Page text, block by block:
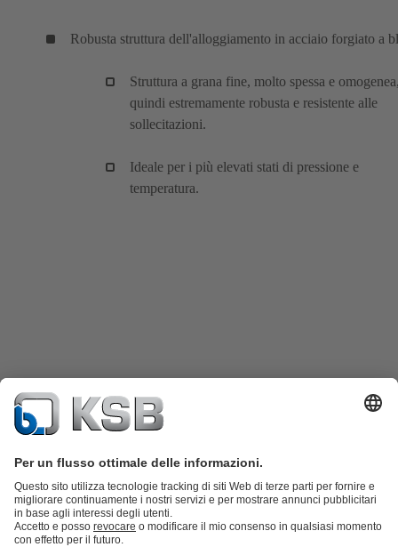
Robusta struttura dell'alloggiamento in acciaio forgiato a
Struttura a grana fine, molto spessa e
quindi estremamente robusta e resistente alle
sollecitazioni.
Ideale per i più elevati stati di pressione e
temperatura.